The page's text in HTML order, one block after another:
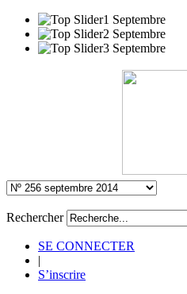
Rechercher
SE CONNECTER
|
S’inscrire